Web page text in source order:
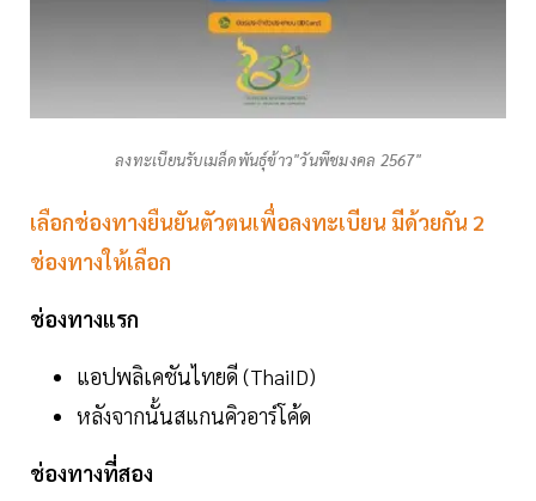
ลงทะเบียนรับเมล็ดพันธุ์ข้าว"วันพืชมงคล 2567"
เลือกช่องทางยืนยันตัวตนเพื่อลงทะเบียน มีด้วยกัน 2
ช่องทางให้เลือก
ช่องทางแรก
แอปพลิเคชันไทยดี (ThaiID)
หลังจากนั้นสแกนคิวอาร์โค้ด
ช่องทางที่สอง